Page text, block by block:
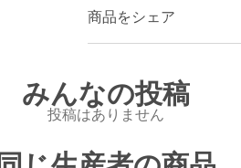
商品をシェア
みんなの投稿
投稿はありません